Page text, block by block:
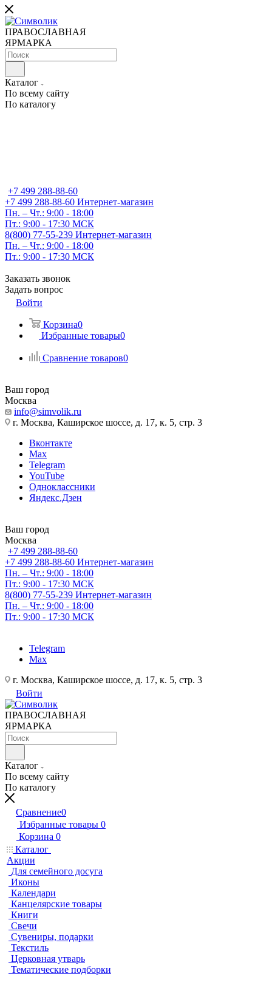
ПРАВОСЛАВНАЯ
ЯРМАРКА
Каталог
По всему сайту
По каталогу
+7 499 288-88-60
+7 499 288-88-60 Интернет-магазин
Пн. – Чт.: 9:00 - 18:00
Пт.: 9:00 - 17:30 МСК
8(800) 77-55-239 Интернет-магазин
Пн. – Чт.: 9:00 - 18:00
Пт.: 9:00 - 17:30 МСК
Заказать звонок
Задать вопрос
Войти
Корзина0
Избранные товары0
Сравнение товаров0
Ваш город
Москва
info@simvolik.ru
г. Москва, Каширское шоссе, д. 17, к. 5, стр. 3
Вконтакте
Max
Telegram
YouTube
Одноклассники
Яндекс.Дзен
Ваш город
Москва
+7 499 288-88-60
+7 499 288-88-60 Интернет-магазин
Пн. – Чт.: 9:00 - 18:00
Пт.: 9:00 - 17:30 МСК
8(800) 77-55-239 Интернет-магазин
Пн. – Чт.: 9:00 - 18:00
Пт.: 9:00 - 17:30 МСК
Telegram
Max
г. Москва, Каширское шоссе, д. 17, к. 5, стр. 3
Войти
ПРАВОСЛАВНАЯ
ЯРМАРКА
Каталог
По всему сайту
По каталогу
Сравнение0
Избранные товары 0
Корзина 0
Каталог
Акции
Для семейного досуга
Иконы
Календари
Канцелярские товары
Книги
Свечи
Сувениры, подарки
Текстиль
Церковная утварь
Тематические подборки